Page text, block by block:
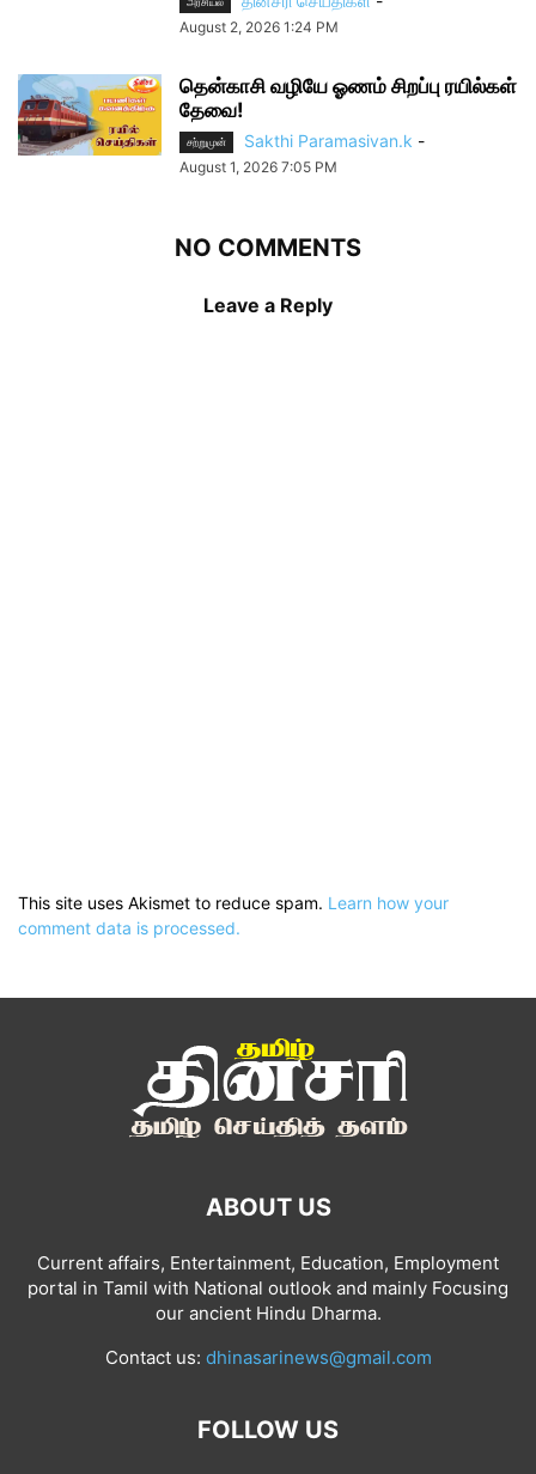
August 2, 2026 1:24 PM
தென்காசி வழியே ஓணம் சிறப்பு ரயில்கள்
தேவை!
சற்றுமுன் Sakthi Paramasivan.k -
August 1, 2026 7:05 PM
NO COMMENTS
Leave a Reply
This site uses Akismet to reduce spam. Learn how your
comment data is processed.
ABOUT US
Current affairs, Entertainment, Education, Employment
portal in Tamil with National outlook and mainly Focusing
our ancient Hindu Dharma.
Contact us: dhinasarinews@gmail.com
FOLLOW US